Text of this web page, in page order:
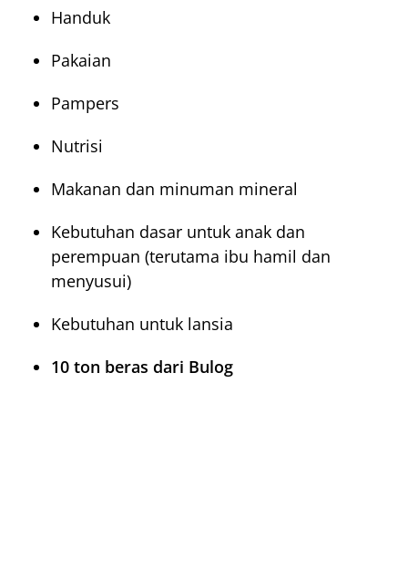
Handuk
Pakaian
Pampers
Nutrisi
Makanan dan minuman mineral
Kebutuhan dasar untuk anak dan
perempuan (terutama ibu hamil dan
menyusui)
Kebutuhan untuk lansia
10 ton beras dari Bulog